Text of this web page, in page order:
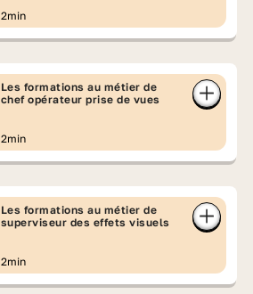
2min
Les formations au métier de
chef opérateur prise de vues
2min
Les formations au métier de
superviseur des effets visuels
2min